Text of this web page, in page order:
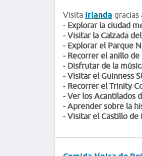
Visita Irlanda gracias
- Explorar la ciudad
- Visitar la Calzada
- Explorar el Parque
- Recorrer el anillo de
- Disfrutar de la
- Visitar el Guinness
- Recorrer el Trinity
- Ver los Acantilados
- Aprender sobre la
- Visitar el Castillo de